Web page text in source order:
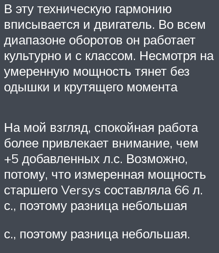
В эту техническую гармонию
вписывается и двигатель. Во всем
диапазоне оборотов он работает
культурно и с классом. Несмотря на
умеренную мощность тянет без
одышки и крутящего момента
На мой взгляд, спокойная работа
более привлекает внимание, чем
+5 добавленных л.с. Возможно,
потому, что измеренная мощность
старшего Versys составляла 66 л.
с., поэтому разница небольшая
с., поэтому разница небольшая.